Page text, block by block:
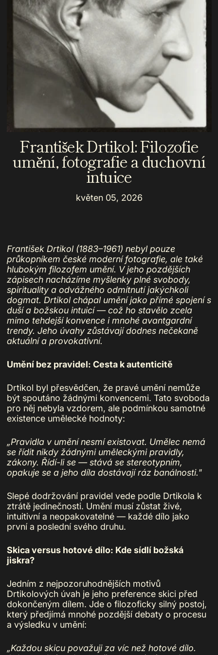
František Drtikol: Filozofie
umění, fotografie a duchovní
intuice
květen 05, 2026
František Drtikol (1883–1961) nebyl pouze
průkopníkem české moderní fotografie, ale také
hlubokým filozofem umění. V jeho pozdějších
zápisech nacházíme myšlenky plné svobody,
spirituality a odvážného odmítnutí jakýchkoli
dogmat. Drtikol chápal umění jako přímé spojení s
duší a božskou intuicí — což ho stavělo zcela
mimo tehdejší konvence i mnohé avantgardní
trendy. Jeho úvahy zůstávají dodnes nečekaně
aktuální a provokativní.
Umění bez pravidel: Cesta k autenticitě
Drtikol byl přesvědčen, že pravé umění nemůže
být spoutáno žádnými konvencemi. Tato svoboda
pro něj nebyla vzdorem, ale podmínkou samotné
existence umělecké hodnoty:
„Pravidla v umění nesmí existovat. Umělec nemá
se řídit nikdy žádnými uměleckými pravidly,
zákony. Řídí-li se — stává se stereotypním,
opakuje se a jeho díla dostávají ráz banálnosti."
Slepé dodržování pravidel vede podle Drtikola k
ztrátě jedinečnosti. Umění musí zůstat živé,
intuitivní a neopakovatelné — každé dílo jako
první a poslední svého druhu.
Skica versus hotové dílo: Kde sídlí božská
jiskra?
Jedním z nejpozoruhodnějších motivů
Drtikolových úvah je jeho preference skici před
dokončeným dílem. Jde o filozoficky silný postoj,
který předjímá mnohé pozdější debaty o procesu
a výsledku v umění:
„Každou skicu považuji za víc než hotové dílo.